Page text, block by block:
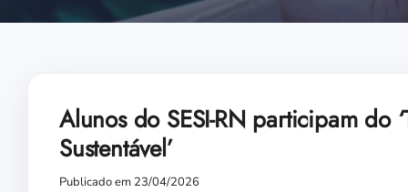
Alunos do SESI-RN participam do
Sustentável’
Publicado em 23/04/2026